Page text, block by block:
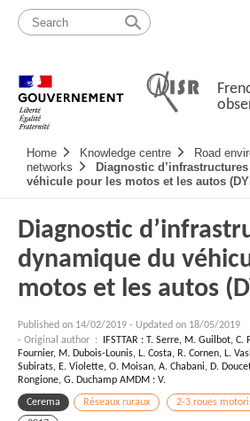
content
map
Navigation
principale
Home Knowledge centre Road
networks
Diagnostic
véhicule pour les motos et les autos
Diagnostic
dynamique du
motos et les autos
Published on 14/02/2019 - Updated on 18/05/2019
- Original author :
IFSTTAR : T. Serre, M. Guilbot, C.
Fournier, M. Dubois-Lounis, L. Costa, R. Cornen, L.
Subirats, E. Violette, O. Moisan, A. Chabani, D.
Rongione, G. Duchamp AMDM : V.
Cerema Réseaux ruraux 2-3 roues